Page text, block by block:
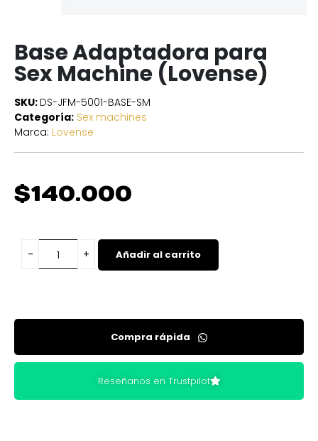
Base Adaptadora para
Sex Machine (Lovense)
SKU: DS-JFM-5001-BASE-SM
Categoría: Sex machines
Marca: Lovense
$140.000
Añadir al carrito
Compra rápida
Reseñanos en Trustpilot